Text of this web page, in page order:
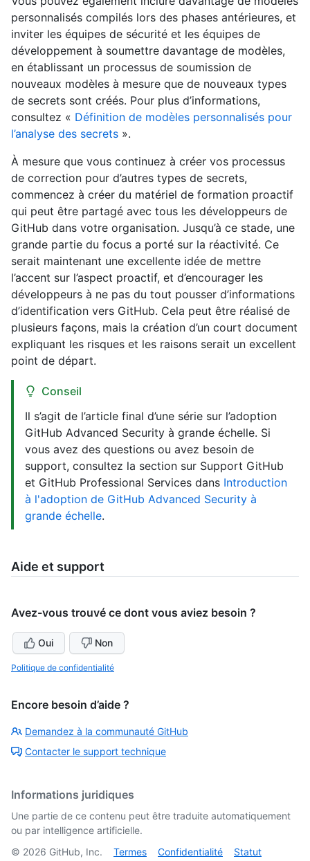
personnalisés compilés lors des phases antérieures, et
inviter les équipes de sécurité et les équipes de
développement à soumettre davantage de modèles,
en établissant un processus de soumission de
nouveaux modèles à mesure que de nouveaux types
de secrets sont créés. Pour plus d’informations,
consultez « Définition de modèles personnalisés pour
l’analyse des secrets ».
À mesure que vous continuez à créer vos processus
de correction pour d’autres types de secrets,
commencez à créer du matériel de formation proactif
qui peut être partagé avec tous les développeurs de
GitHub dans votre organisation. Jusqu’à ce stade, une
grande partie du focus a porté sur la réactivité. Ce
serait maintenant une excellente idée de mettre
l’accent sur l’aspect proactif, et d’encourager les
développeurs à ne pas du tout pousser d’informations
d’identification vers GitHub. Cela peut être réalisé de
plusieurs façons, mais la création d’un court document
expliquant les risques et les raisons serait un excellent
point de départ.
Conseil
Il s’agit de l’article final d’une série sur l’adoption
GitHub Advanced Security à grande échelle. Si
vous avez des questions ou avez besoin de
support, consultez la section sur Support GitHub
et GitHub Professional Services dans Introduction
à l'adoption de GitHub Advanced Security à
grande échelle.
Aide et support
Avez-vous trouvé ce dont vous aviez besoin ?
Oui Non
Politique de confidentialité
Encore besoin d’aide ?
Demandez à la communauté GitHub
Contacter le support technique
Informations juridiques
Une partie de ce contenu peut être traduite automatiquement
ou par intelligence artificielle.
© 2026 GitHub, Inc. Termes Confidentialité
Statut